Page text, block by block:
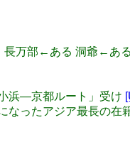
長万部←ある 洞爺←あ
浜―京都ルート」受け
なったアジア最長の在